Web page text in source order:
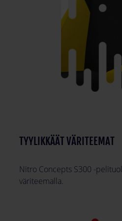
TYYLIKKÄÄT VÄRITEEMAT
Nitro Concepts S300 -
väriteemalla.